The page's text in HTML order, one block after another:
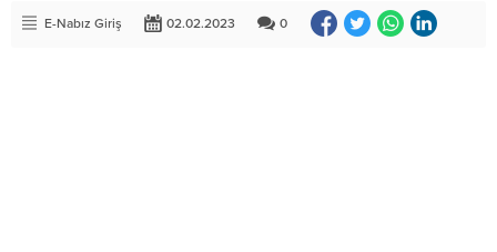
E-Nabız Giriş 02.02.2023 0